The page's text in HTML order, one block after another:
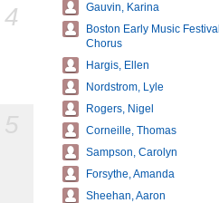
4
Gauvin, Karina
Boston Early Music Festival
Chorus
Hargis, Ellen
Nordstrom, Lyle
Rogers, Nigel
Corneille, Thomas
Sampson, Carolyn
Forsythe, Amanda
Sheehan, Aaron